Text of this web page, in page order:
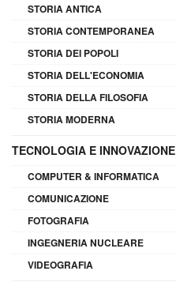
STORIA ANTICA
STORIA CONTEMPORANEA
STORIA DEI POPOLI
STORIA DELL'ECONOMIA
STORIA DELLA FILOSOFIA
STORIA MODERNA
TECNOLOGIA E INNOVAZIONE
COMPUTER & INFORMATICA
COMUNICAZIONE
FOTOGRAFIA
INGEGNERIA NUCLEARE
VIDEOGRAFIA